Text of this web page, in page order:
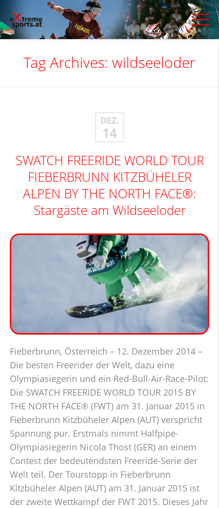
Tag Archives: wildseeloder
DEZ.
14
SWATCH FREERIDE WORLD TOUR
FIEBERBRUNN KITZBÜHELER
ALPEN BY THE NORTH FACE®:
Stargäste am Wildseeloder
Fieberbrunn, Österreich – 12. Dezember 2014 –
Die besten Freerider der Welt, dazu eine
Olympiasiegerin und ein Red-Bull-Air-Race-Pilot:
Die SWATCH FREERIDE WORLD TOUR 2015 BY
THE NORTH FACE® (FWT) am 31. Januar 2015 in
Fieberbrunn Kitzbüheler Alpen (AUT) verspricht
Spannung pur. Erstmals nimmt Halfpipe-
Olympiasiegerin Nicola Thost (GER) an einem
Contest der bedeutendsten Freeride-Serie der
Welt teil. Der Tourstopp in Fieberbrunn
Kitzbüheler Alpen (AUT) am 31. Januar 2015 ist
der zweite Wettkampf der FWT 2015. Dieses Jahr